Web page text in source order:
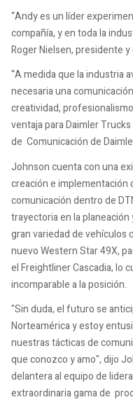
“Andy es un líder
compañía, y en toda la
Roger Nielsen, presidente
“A medida que la industria
necesaria una
creatividad,
ventaja para Daimler
de Comunicación de
Johnson cuenta con una
creación e implementación
comunicación dentro de
trayectoria en la
gran variedad de vehículos
nuevo Western Star 49X,
el Freightliner Cascadia, lo
incomparable a la posición.
"Sin duda, el futuro se
Norteamérica y estoy
nuestras tácticas de
que conozco y amo", dijo
delantera al equipo de
extraordinaria gama de